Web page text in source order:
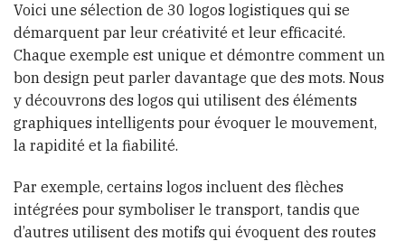
Voici une sélection de 30 logos logistiques qui se
démarquent par leur créativité et leur efficacité.
Chaque exemple est unique et démontre comment un
bon design peut parler davantage que des mots. Nous
y découvrons des logos qui utilisent des éléments
graphiques intelligents pour évoquer le mouvement,
la rapidité et la fiabilité.
Par exemple, certains logos incluent des flèches
intégrées pour symboliser le transport, tandis que
d’autres utilisent des motifs qui évoquent des routes